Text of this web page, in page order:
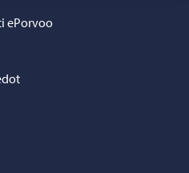
ePorvoo